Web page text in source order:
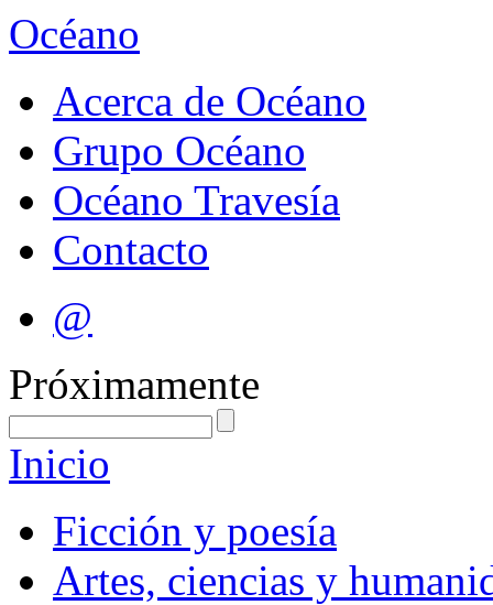
Océano
Acerca de Océano
Grupo Océano
Océano Travesía
Contacto
@
Próximamente
Inicio
Ficción y poesía
Artes, ciencias y